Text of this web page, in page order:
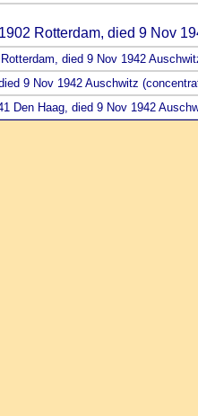
Rotterdam, died 9 Nov
died 9 Nov 1942
9 Nov 1942 Auschwitz
Den Haag, died 9 Nov 1942